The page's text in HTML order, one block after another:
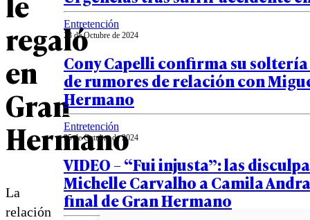
regaló
en
Gran
Hermano
La
relación
Entretención
28 de Octubre de 2024
Cony Capelli confirma su
de rumores de relación con
Hermano
Entretención
25 de Octubre de 2024
VIDEO – “Fui injusta”: las
Michelle Carvalho a Camila
final de Gran Hermano